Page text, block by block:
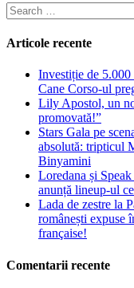
Search
for:
Articole recente
Investiție de
Cane Corso-ul
Lily Apostol, un
promovată!”
Stars Gala pe
absolută: tripticul
Binyamini
Loredana și
anunță lineup-ul
Lada de zestre la
românești expuse
française!
Comentarii recente